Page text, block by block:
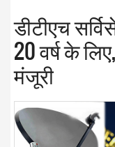
डीटीएच
20 वर्ष के
मंजूरी